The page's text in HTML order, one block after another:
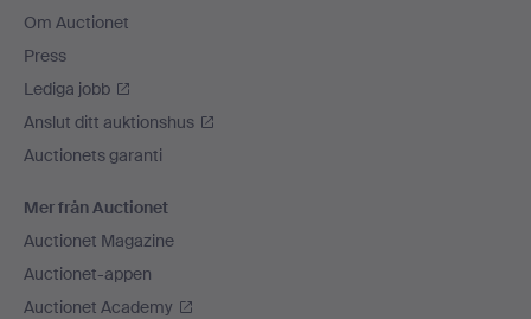
Om Auctionet
Press
Lediga jobb
Anslut ditt auktionshus
Auctionets garanti
Mer från Auctionet
Auctionet Magazine
Auctionet-appen
Auctionet Academy